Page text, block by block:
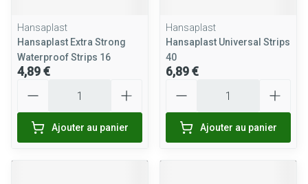
Hansaplast
Hansaplast Extra Strong
Waterproof Strips 16
4,89 €
Ajouter au panier
Hansaplast
Hansaplast Universal Strips
40
6,89 €
Ajouter au panier